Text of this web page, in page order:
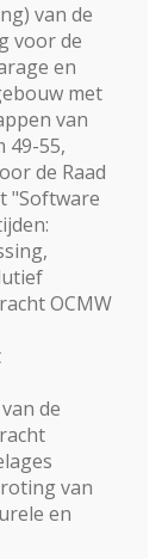
van de
voor de
en
met
van
49-55,
de Raad
"Software
OCMW
de
van
en